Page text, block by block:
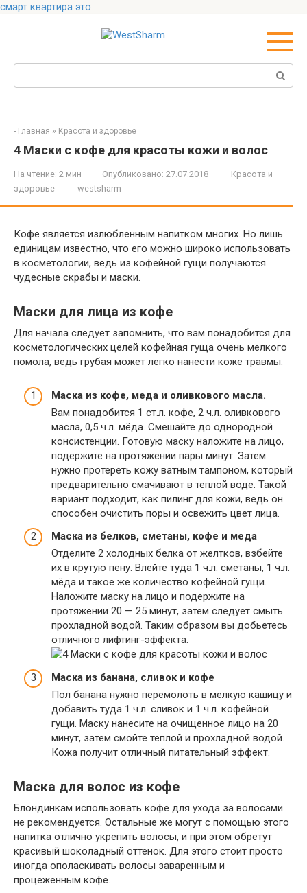
смарт квартира это
- Главная » Красота и здоровье
4 Маски с кофе для красоты кожи и волос
На чтение: 2 мин Опубликовано: 27.07.2018
Красота и
здоровье
westsharm
Кофе является излюбленным напитком многих. Но лишь
единицам известно, что его можно широко использовать
в косметологии, ведь из кофейной гущи получаются
чудесные скрабы и маски.
Маски для лица из кофе
Для начала следует запомнить, что вам понадобится для
косметологических целей кофейная гуща очень мелкого
помола, ведь грубая может легко нанести коже травмы.
Маска из кофе, меда и оливкового масла.
Вам понадобится 1 ст.л. кофе, 2 ч.л. оливкового
масла, 0,5 ч.л. мёда. Смешайте до однородной
консистенции. Готовую маску наложите на лицо,
подержите на протяжении пары минут. Затем
нужно протереть кожу ватным тампоном, который
предварительно смачивают в теплой воде. Такой
вариант подходит, как пилинг для кожи, ведь он
способен очистить поры и освежить цвет лица.
Маска из белков, сметаны, кофе и меда
Отделите 2 холодных белка от желтков, взбейте
их в крутую пену. Влейте туда 1 ч.л. сметаны, 1 ч.л.
мёда и такое же количество кофейной гущи.
Наложите маску на лицо и подержите на
протяжении 20 — 25 минут, затем следует смыть
прохладной водой. Таким образом вы добьетесь
отличного лифтинг-эффекта.
Маска из банана, сливок и кофе
Пол банана нужно перемолоть в мелкую кашицу и
добавить туда 1 ч.л. сливок и 1 ч.л. кофейной
гущи. Маску нанесите на очищенное лицо на 20
минут, затем смойте теплой и прохладной водой.
Кожа получит отличный питательный эффект.
Маска для волос из кофе
Блондинкам использовать кофе для ухода за волосами
не рекомендуется. Остальные же могут с помощью этого
напитка отлично укрепить волосы, и при этом обретут
красивый шоколадный оттенок. Для этого стоит просто
иногда ополаскивать волосы заваренным и
процеженным кофе.